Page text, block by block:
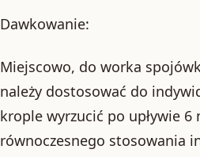
Dawkowanie:
Miejscowo, do worka
należy dostosować do
krople wyrzucić po upływie
równoczesnego stosowania